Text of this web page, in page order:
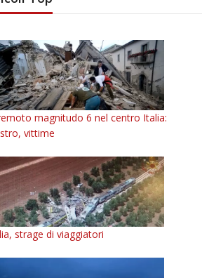
magnitudo 6 nel centro Italia:
vittime
strage di viaggiatori